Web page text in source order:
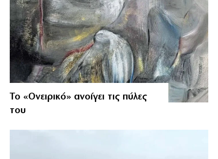
Το «Ονειρικό» ανοίγει τις πύλες
του